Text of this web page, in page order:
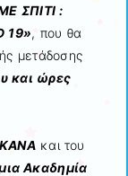
ΣΠΙΤΙ :
19», που θα
μετάδοσης
και ώρες
και του
Ακαδημία